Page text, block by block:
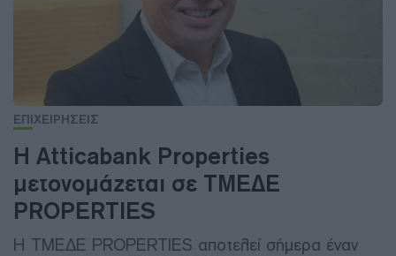
ΕΠΙΧΕΙΡΗΣΕΙΣ
Η Atticabank Properties
μετονομάζεται σε ΤΜΕΔΕ
PROPERTIES
Η ΤΜΕΔΕ PROPERTIES αποτελεί σήμερα έναν